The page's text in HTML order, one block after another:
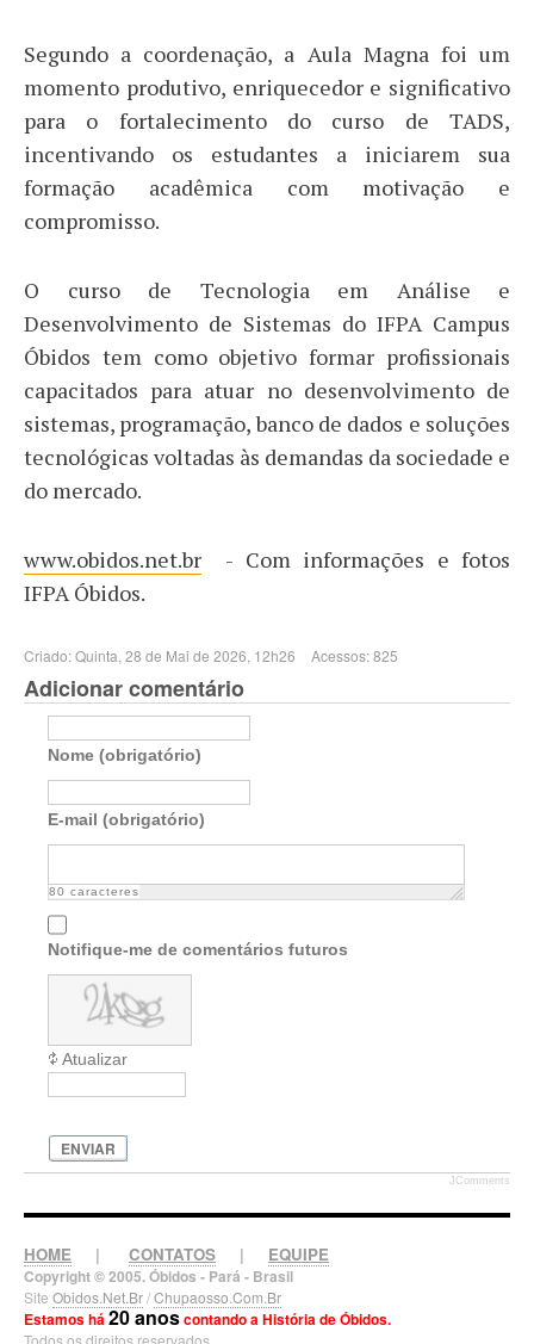
Segundo a coordenação, a Aula Magna foi um
momento produtivo, enriquecedor e significativo
para o fortalecimento do curso de TADS,
incentivando os estudantes a iniciarem sua
formação acadêmica com motivação e
compromisso.
O curso de Tecnologia em Análise e
Desenvolvimento de Sistemas do IFPA Campus
Óbidos tem como objetivo formar profissionais
capacitados para atuar no desenvolvimento de
sistemas, programação, banco de dados e soluções
tecnológicas voltadas às demandas da sociedade e
do mercado.
www.obidos.net.br - Com informações e fotos
IFPA Óbidos.
Criado: Quinta, 28 de Mai de 2026, 12h26 Acessos: 825
Adicionar comentário
Nome (obrigatório)
E-mail (obrigatório)
80 caracteres
Notifique-me de comentários futuros
Atualizar
ENVIAR
JComments
HOME | CONTATOS | EQUIPE
Copyright © 2005. Óbidos - Pará - Brasil
Site Obidos.Net.Br/Chupaosso.Com.Br
Estamos há20 anoscontando a História de Óbidos.
Todos os direitos reservados.